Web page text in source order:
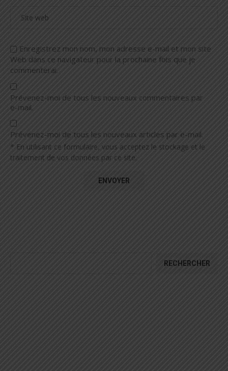
Enregistrez mon nom, mon adresse e-mail et mon site
Web dans ce navigateur pour la prochaine fois que je
commenterai.
Prévenez-moi de tous les nouveaux commentaires par
e-mail.
Prévenez-moi de tous les nouveaux articles par e-mail.
* En utilisant ce formulaire, vous acceptez le stockage et le
traitement de vos données par ce site.
RECHERCHER